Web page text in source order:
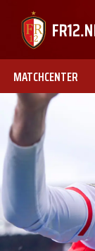
MATCHCENTER